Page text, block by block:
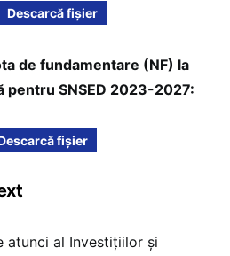
Descarcă fișier
de fundamentare (NF) la
pentru SNSED 2023-2027:
fișier
atunci al Investițiilor și